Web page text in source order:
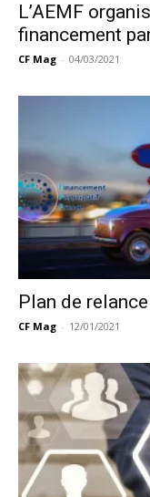
L’AEMF
financement
CF Mag - 04/03/2021
Plan de
CF Mag - 12/01/2021